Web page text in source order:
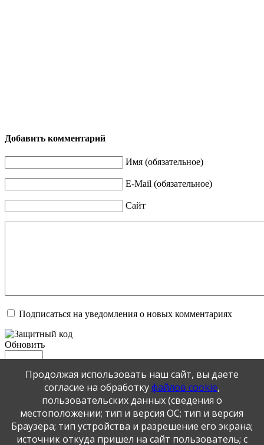
Добавить комментарий
Имя (обязательное)
E-Mail (обязательное)
Сайт
Подписаться на уведомления о новых комментариях
Обновить
Отправить
JComments
Публикация персональных данных, в том числе
фотографий, производится в соответствии с
Федеральным законом от 27.07.2006 г. № 152-ФЗ " О
Продолжая использовать наш сайт, вы даете
согласие на обработкуфайлов cookie,
пользовательских данных (сведения о
местоположении; тип и версия ОС; тип и версия
Браузера; тип устройства и разрешение его экрана;
источник откуда пришел на сайт пользователь; с